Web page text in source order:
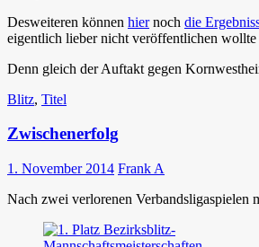
Desweiteren können hiernoch die
eigentlich lieber nicht veröffentlichen
Denn gleich der Auftakt gegen
Blitz, Titel
Zwischenerfolg
1. November 2014 Frank A
Nach zwei verlorenen Verbandsligaspielen